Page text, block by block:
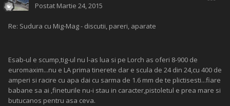
Postat Martie 24, 2015
Re: Sudura cu Mig-Mag - discutii, pareri, aparate
Esab-ul e scump,tig-ul nu l-as lua si pe Lorch as oferi 8-900 de
euromaxim...nu e LA prima tinerete dar e scula de 24 din 24,cu 400 de
amperi si racire cu apa dai cu sarma de 1.6 mm de te plictisesti...fiare
babane sa ai ,fineturile nu-i stau in caracter,pistoletul e prea mare si
butucanos pentru asa ceva.